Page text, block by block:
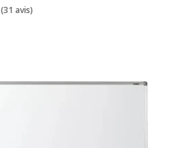
(31 avis)